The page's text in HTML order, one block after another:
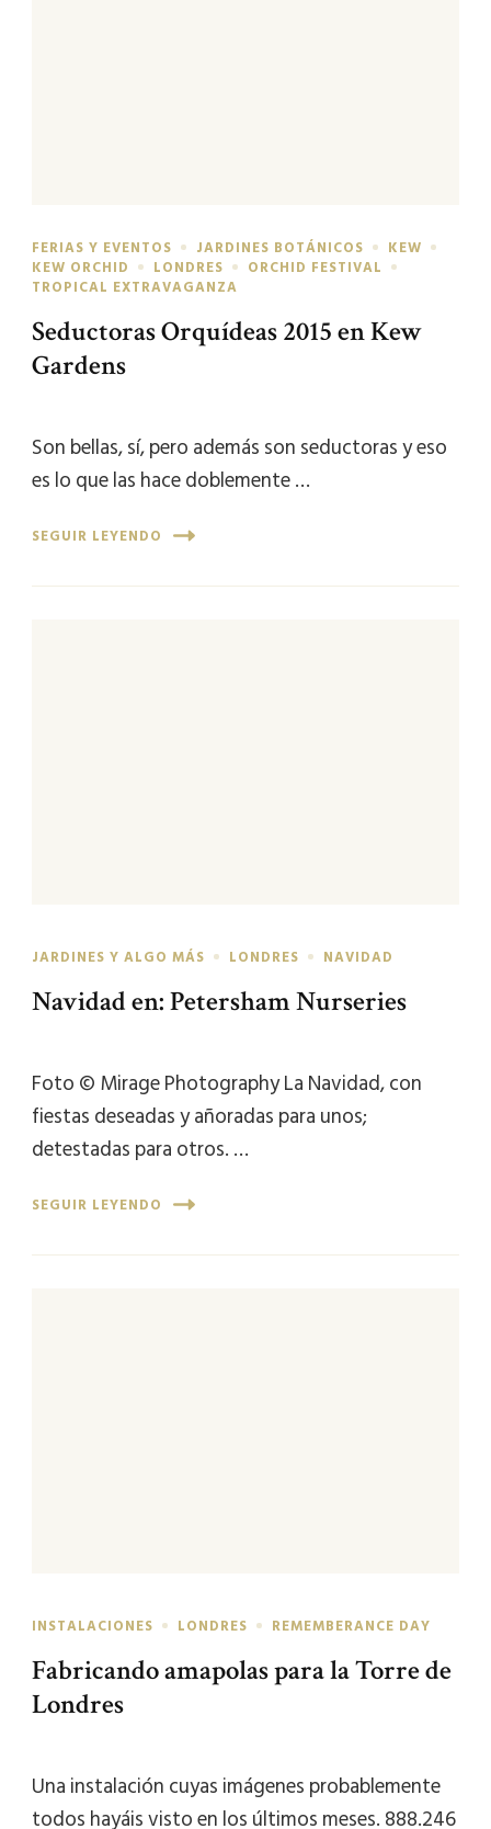
FERIAS Y EVENTOS JARDINES BOTÁNICOS
KEW
KEW ORCHID
LONDRES
ORCHID FESTIVAL
TROPICAL EXTRAVAGANZA
Seductoras Orquídeas 2015 en Kew
Gardens
Son bellas, sí, pero además son seductoras y eso
es lo que las hace doblemente …
SEGUIR LEYENDO
JARDINES Y ALGO MÁS LONDRES NAVIDAD
Navidad en: Petersham Nurseries
Foto © Mirage Photography La Navidad, con
fiestas deseadas y añoradas para unos;
detestadas para otros. …
SEGUIR LEYENDO
INSTALACIONES LONDRES REMEMBERANCE DAY
Fabricando amapolas para la Torre de
Londres
Una instalación cuyas imágenes probablemente
todos hayáis visto en los últimos meses. 888.246